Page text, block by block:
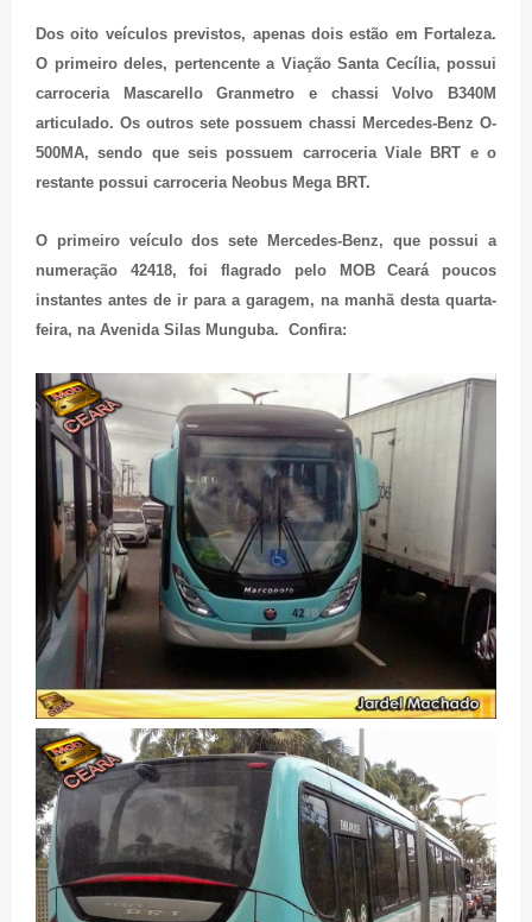
Dos oito veículos previstos, apenas dois estão em Fortaleza.
O primeiro deles, pertencente a Viação Santa Cecília, possui
carroceria Mascarello Granmetro e chassi Volvo B340M
articulado. Os outros sete possuem chassi Mercedes-Benz O-
500MA, sendo que seis possuem carroceria Viale BRT e o
restante possui carroceria Neobus Mega BRT.
O primeiro veículo dos sete Mercedes-Benz, que possui a
numeração 42418, foi flagrado pelo MOB Ceará poucos
instantes antes de ir para a garagem, na manhã desta quarta-
feira, na Avenida Silas Munguba. Confira: